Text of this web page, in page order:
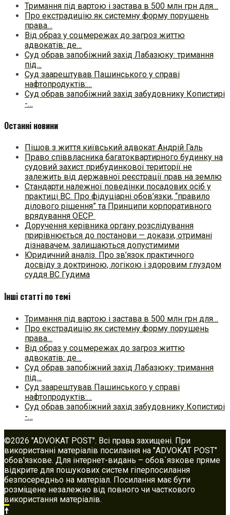
Тримання під вартою і застава в 500 млн грн для…
Про екстрадицію як системну форму порушень
права…
Від образ у соцмережах до загроз життю
адвокатів: де…
Суд обрав запобіжний захід Лабазюку: тримання
під…
Суд заарештував Пашинського у справі
нафтопродуктів:…
Суд обрав запобіжний захід забудовнику Копистирі
-…
Останні новини
Пішов з життя київський адвокат Андрій Галь
Право співвласника багатоквартирного будинку на
судовий захист прибудинкової території не
залежить від державної реєстрації прав на землю
Стандарти належної поведінки посадових осіб у
практиці ВC. Про фідуціарні обов’язки, “правило
ділового рішення” та Принципи корпоративного
врядування ОЕСР
Доручення керівника органу розслідування
прирівнюється до постанови — докази, отримані
дізнавачем, залишаються допустимими
Юридичний аналіз. Про зв’язок практичного
досвіду з доктриною, логікою і здоровим глуздом
суддя ВС Гудима
Інші статті по темі
Тримання під вартою і застава в 500 млн грн для…
Про екстрадицію як системну форму порушень
права…
Від образ у соцмережах до загроз життю
адвокатів: де…
Суд обрав запобіжний захід Лабазюку: тримання
під…
Суд заарештував Пашинського у справі
нафтопродуктів:…
Суд обрав запобіжний захід забудовнику Копистирі
-…
©2026 "ADVOKAT POST". Всі права захищені. При
використанні матеріалів посилання на "ADVOKAT POST"
обов'язкове. Для інтернет-видань – обов`язкове пряме
відкрите для пошукових систем гіперпосилання
безпосередньо на матеріал. Посилання має бути
розміщене незалежно від повного чи часткового
використання матеріалів.